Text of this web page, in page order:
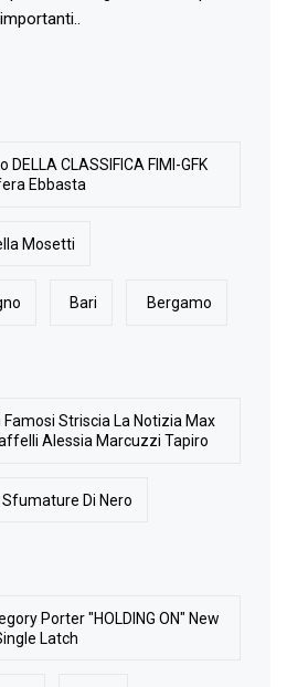
importanti..
CLASSIFICA FIMI-GFK
Ebbasta
Mosetti
Bari Bergamo
Famosi Striscia La Notizia Max
Alessia Marcuzzi Tapiro
Di Nero
Porter "HOLDING ON" New
Latch